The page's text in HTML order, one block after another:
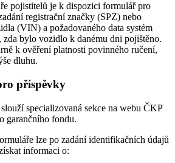
pojistitelů je k dispozici formulář pro
registrační značky (SPZ) nebo
(VIN) a požadovaného data systém
bylo vozidlo k danému dni pojištěno.
k ověření platnosti povinného ručení,
dluhu.
příspěvky
specializovaná sekce na webu ČKP
garančního fondu.
lze po zadání identifikačních údajů
informaci o: